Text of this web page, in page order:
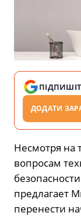
ДОДАТИ
Несмотря на
вопросам
предлагает
перенести